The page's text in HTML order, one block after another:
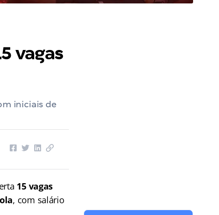
vagas
iniciais de
15 vagas
, com salário